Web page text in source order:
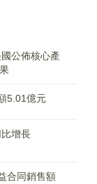
公佈核心產
5.01億元
增長
合同銷售額